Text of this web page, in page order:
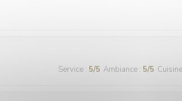
Service : 5/5 Ambiance : 5/5 Cuisine